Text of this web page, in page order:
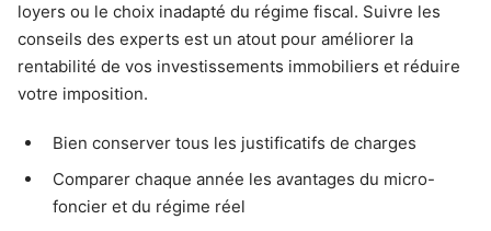
loyers ou le choix inadapté du régime fiscal. Suivre les
conseils des experts est un atout pour améliorer la
rentabilité de vos investissements immobiliers et réduire
votre imposition.
Bien conserver tous les justificatifs de charges
Comparer chaque année les avantages du micro-
foncier et du régime réel